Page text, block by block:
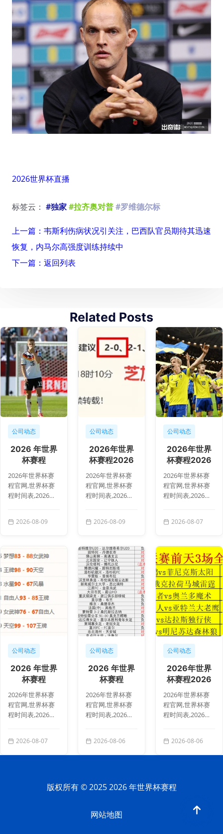
2026世界杯直播
标签云： #独家#拉齐奥对普#罗维德尔标
上一篇：韦斯利伤病状况引关注，巴西队官员期待其迅速
恢复，内马尔高强度训练持续中
下一篇：返回列表
Related Posts
公司动态
2026 年世界
杯赛程
134353 74
2026年世界杯赛
程官网,世界杯赛
程时间表,2026世
情,2026 年世界杯
2026-08-09
公司动态
2026年世界
杯赛程2026
年世界杯赛程
官网突发变动
引发
2026年世界杯赛
程官网,世界杯赛
程时间表,2026世
情,2026年世界杯
2026-08-09
公司动态
2026年世界
杯赛程2026
年世界杯赛程
官网突发变动
引发
2026年世界杯赛
程官网,世界杯赛
程时间表,2026世
情,2026年世界杯
2026-08-07
公司动态
2026 年世界
杯赛程
134317 1
2026年世界杯赛
程官网,世界杯赛
程时间表,2026世
情,2026 年世界杯
赛程 134...
2026-08-07
公司动态
2026 年世界
杯赛程
134056
2026年世界杯赛
程官网,世界杯赛
程时间表,2026世
情,2026 年世界杯
赛程 134...
2026-08-06
公司动态
2026年世界
杯赛程2026
年世界杯赛程
官网突发变动
引发
2026年世界杯赛
程官网,世界杯赛
程时间表,2026世
情,2026年世界杯
赛程2026年...
2026-08-06
版权所有 © 2025 2026 年世界杯赛程
网站地图
Go